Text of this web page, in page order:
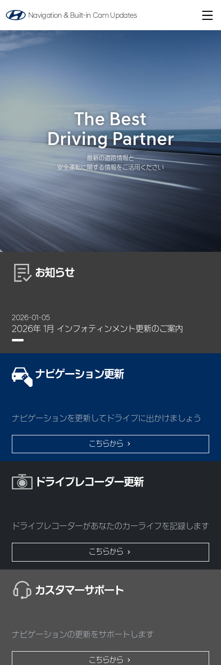
Navigation & Built-in Cam Updates
The Best
Driving Partner
最新の道路情報と
安全運転に関する情報をご活用ください
お知らせ
2026-01-05
2026年 1月 インフォティンメント更新のご案内
ナビゲーション更新
ナビゲーションを更新してドライブに出かけましょう
こちらから
ドライブレコーダー更新
ドライブレコーダーがあなたのカーライフを記録します
こちらから
カスタマ一サポ一ト
ナビゲーションの更新をサポートします
こちらから